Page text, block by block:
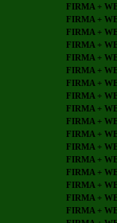
FIRMA +
FIRMA +
FIRMA +
FIRMA +
FIRMA +
FIRMA +
FIRMA +
FIRMA +
FIRMA +
FIRMA +
FIRMA +
FIRMA +
FIRMA +
FIRMA +
FIRMA +
FIRMA +
FIRMA +